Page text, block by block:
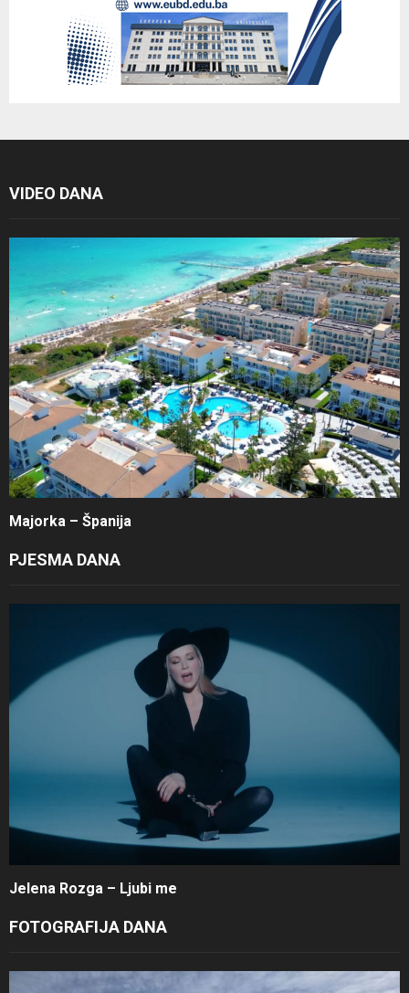
VIDEO DANA
Majorka – Španija
PJESMA DANA
Jelena Rozga – Ljubi me
FOTOGRAFIJA DANA